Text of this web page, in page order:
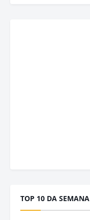
TOP 10 DA SEMANA